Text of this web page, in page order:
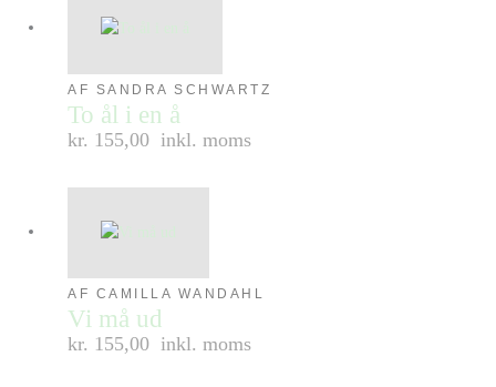
AF SANDRA SCHWARTZ
To ål i en å
kr. 155,00 inkl. moms
AF CAMILLA WANDAHL
Vi må ud
kr. 155,00 inkl. moms